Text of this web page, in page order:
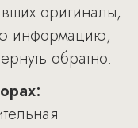
оригиналы,
информацию,
обратно.